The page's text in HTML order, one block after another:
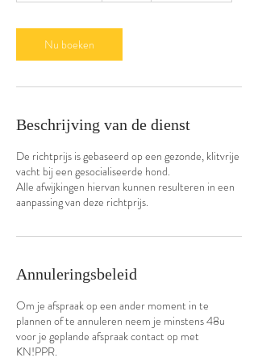
r
2
5
i
.
Nu boeken
Beschrijving van de dienst
De richtprijs is gebaseerd op een gezonde, klitvrije
vacht bij een gesocialiseerde hond.
Alle afwijkingen hiervan kunnen resulteren in een
aanpassing van deze richtprijs.
Annuleringsbeleid
Om je afspraak op een ander moment in te
plannen of te annuleren neem je minstens 48u
voor je geplande afspraak contact op met
KN!PPR.